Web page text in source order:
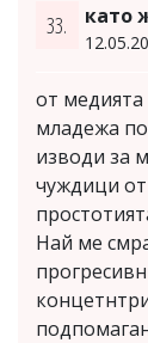
33. като
от
младежа
изводи за
чуждици от
Най ме